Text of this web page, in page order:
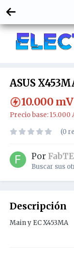
ASUS
10.000 mV
Precio base: 15.000
(0
Por
Buscar sus
Descripción
Main y EC X453MA